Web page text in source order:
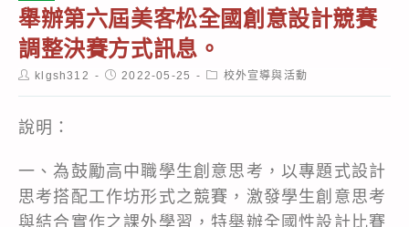
舉辦第六屆美客松全國創意設計競賽
調整決賽方式訊息。
Postklgsh312
Post2022-05-25
Post校外宣導與活動
說明：
一、為鼓勵高中職學生創意思考，以專題式設計
思考搭配工作坊形式之競賽，激發學生創意思考
與結合實作之課外學習，特舉辦全國性設計比賽